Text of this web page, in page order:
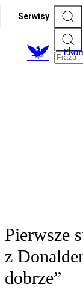
Serwisy
Pierwsze
z
dobrze”